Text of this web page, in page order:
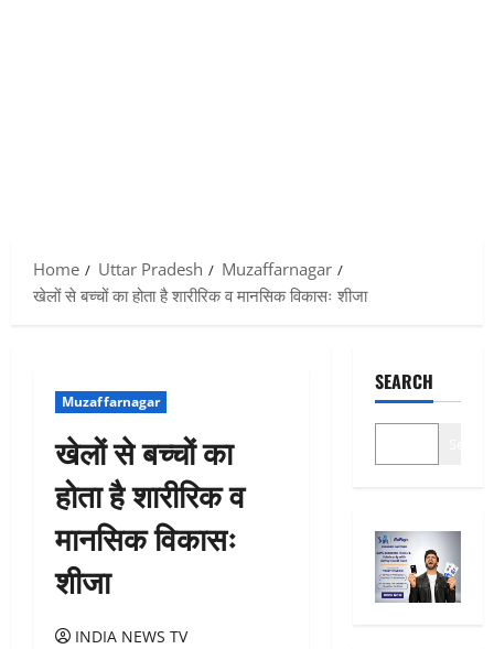
Home Uttar Pradesh
Muzaffarnagar
खेलों से बच्चों का होता है शारीरिक व मानसिक विकासः शीजा
Muzaffarnagar
खेलों से बच्चों का
होता है शारीरिक व
मानसिक विकासः
शीजा
INDIA NEWS TV
SEARCH